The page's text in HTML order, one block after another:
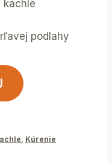
kachle
podlahy
, Kúrenie